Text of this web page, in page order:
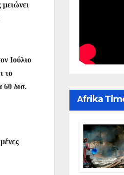
Ιούλιο
το
60 δισ.
Αfrika